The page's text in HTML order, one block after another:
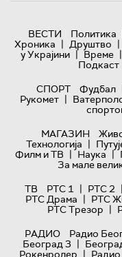
ВЕСТИ Политика
Хроника | Друштво |
у Украјини | Време |
Подкаст
СПОРТ
Фудбал
Рукомет |
МАГАЗИН
Технологијa |
Филм и ТВ | Наука |
За мале
ТВ
РТС 1 | РТС 2 |
РТС Драма | РТС
РТС Трезор |
РАДИО
Радио
Београд 3 |
Рокенролер |